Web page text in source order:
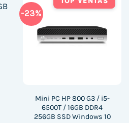
-23%
Mini PC HP 800 G3 / i5-
6500T / 16GB DDR4
256GB SSD Windows 10